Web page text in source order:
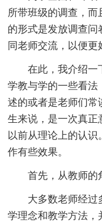
所带班级的调查，而
的形式是发放调查问
同老师交流，以便更
在此，我介绍一
学教与学的一些看法
述的或者是老师们常
生来说，是一次真正
以前从理论上的认识
作有些效果。
首先，从教师的角
大多数老师经过
学理念和教学方法，